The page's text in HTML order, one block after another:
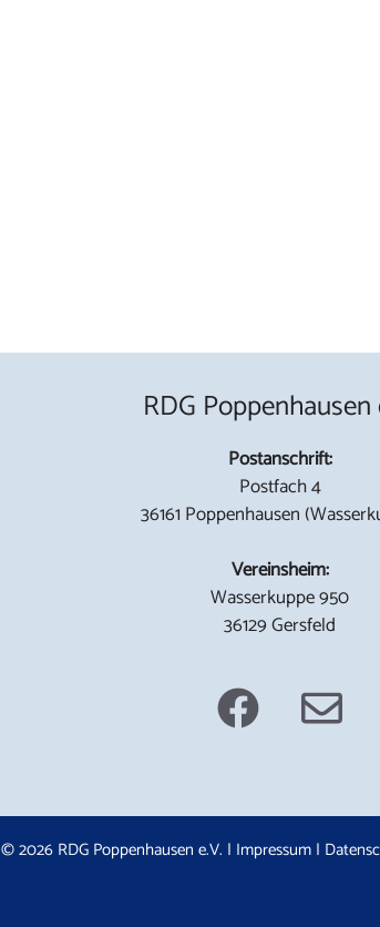
RDG Poppenhausen
Postanschrift:
Postfach 4
36161 Poppenhausen
Vereinsheim:
Wasserkuppe 950
36129 Gersfeld
© 2026 RDG Poppenhausen e.V. | Impressum|